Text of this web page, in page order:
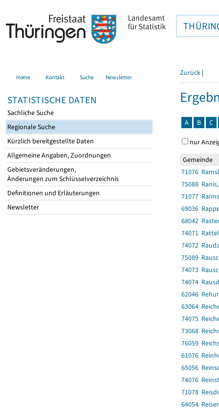
Home Kontakt Suche Newsletter
STATISTISCHE DATEN
Sachliche Suche
Regionale Suche
Kürzlich bereitgestellte Daten
Allgemeine Angaben, Zuordnungen
Gebietsveränderungen,
Änderungen zum Schlüsselverzeichnis
Definitionen und Erläuterungen
Newsletter
Zurück |
A B C
nur
Gemeinde
71076
75088
71077
69036
68042
74071
74072
75089
74073
74074
62046
63064
74075
73068
76059
61076
65056
74076
71078
64054 Reiser